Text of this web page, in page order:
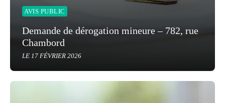
AVIS PUBLIC
Demande de dérogation mineure – 782, rue
Chambord
LE 17 FÉVRIER 2026